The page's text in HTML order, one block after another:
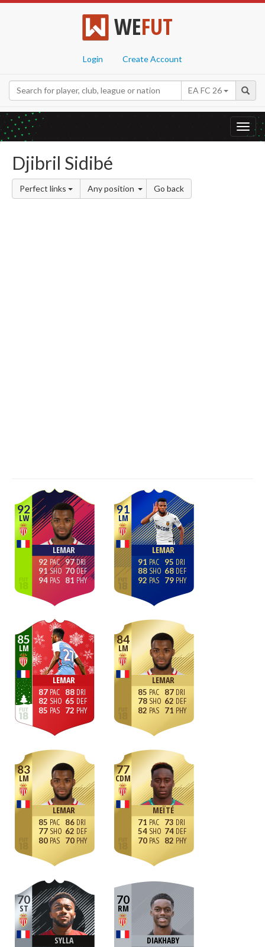
WEFUT
Login Create Account
EA FC 26
Djibril Sidibé
Perfect links Any position Go back
92
LW
LEMAR
92
91
94
97
70
81
91
LM
LEMAR
91
88
92
95
68
79
85
LM
LEMAR
87
82
85
88
65
72
84
LM
LEMAR
85
78
82
87
62
71
83
LM
LEMAR
85
77
80
86
62
70
77
CDM
MEÏTÉ
71
54
70
73
74
82
70
ST
SYLLA
70
RM
DIAKHABY